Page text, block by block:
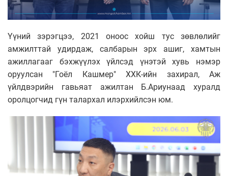
Үүний зэрэгцээ, 2021 оноос хойш тус зөвлөлийг
амжилттай удирдаж, салбарын эрх ашиг, хамтын
ажиллагааг бэхжүүлэх үйлсэд үнэтэй хувь нэмэр
оруулсан "Гоёл Кашмер" ХХК-ийн захирал, Аж
үйлдвэрийн гавьяат ажилтан Б.Ариунаад хуралд
оролцогчид гүн талархал илэрхийлсэн юм.